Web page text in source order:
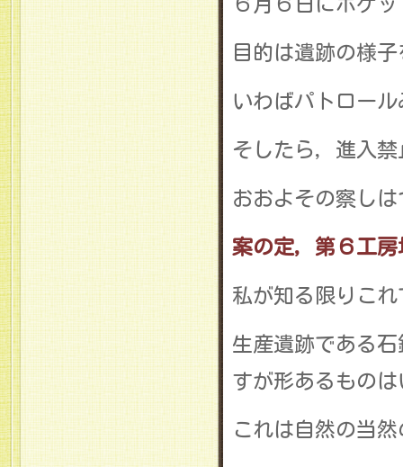
目的は遺跡の様
いわばパトロー
そしたら，進入
おおよその察し
案の定，第６工
私が知る限りこ
生産遺跡である
すが形あるもの
これは自然の当